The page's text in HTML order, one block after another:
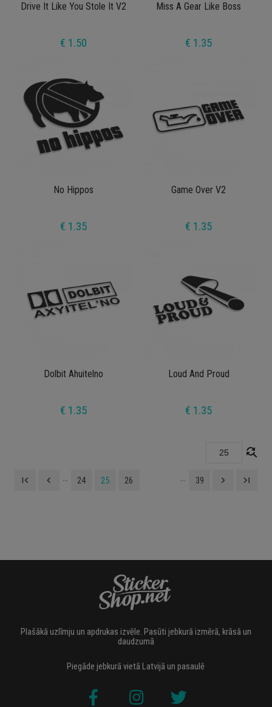
Drive It Like You Stole It V2
€ 1.50
Miss A Gear Like Boss
€ 1.35
No Hippos
€ 1.35
Game Over V2
€ 1.35
Dolbit Ahuitelno
€ 1.35
Loud And Proud
€ 1.35
find_replace
first_page navigate_before 24 25 26 39 navigate_next last_page
Plašākā uzlīmju un apdrukas izvēle. Pasūti jebkurā izmērā, krāsā un
daudzumā
Piegāde jebkurā vietā Latvijā un pasaulē